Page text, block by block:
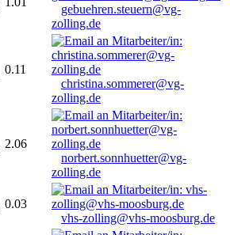
gebuehren.steuern@vg-
zolling.de
0.11
christina.sommerer@vg-
zolling.de
2.06
norbert.sonnhuetter@vg-
zolling.de
0.03
vhs-zolling@vhs-moosburg.de